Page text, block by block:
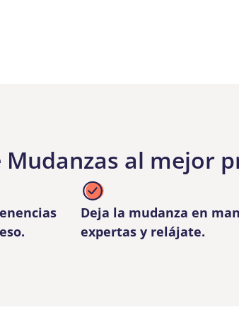
Mudanzas al mejor
Deja la mudanza en
expertas y relájate.